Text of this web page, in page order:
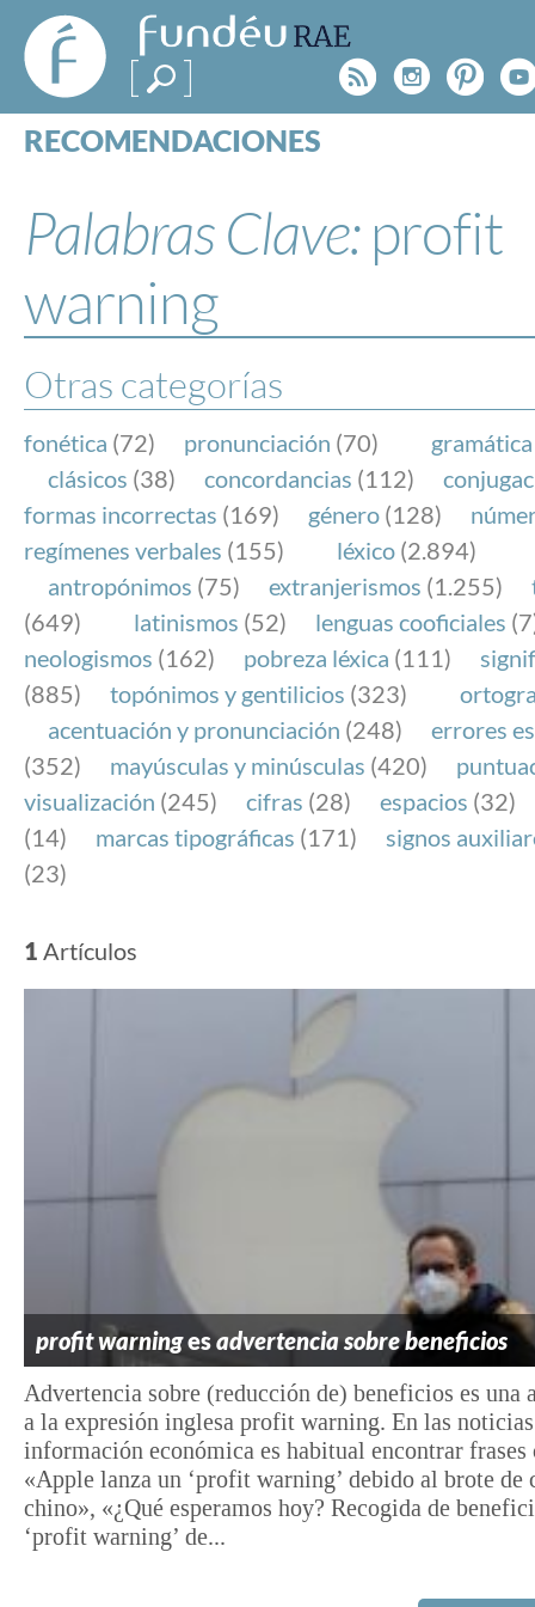
FundéuRAE
- Fundación
del Español
Urgente
Rss
RECOMENDACIONES
ESPECIALES
BLOG
NOTICIAS
FundéuRAE es una fundación patrocinada por la
y la Real Academia Española, cuyo objetivo es
el buen uso del español en los medios de
Internet.
Palabras Clave: profit
warning
Otras categorías
fonética (72) pronunciación (70) gramática
clásicos (38) concordancias (112)
formas incorrectas (169) género (128)
regímenes verbales (155) léxico (2.894)
antropónimos (75) extranjerismos (1.255)
(649)
latinismos (52) lenguas cooficiales
neologismos (162) pobreza léxica (111)
(885)
topónimos y gentilicios (323)
acentuación y pronunciación (248)
errores
(352)
mayúsculas y minúsculas (420)
visualización (245) cifras (28) espacios (32)
(14)
marcas tipográficas (171)
signos
(23)
1 Artículos
profit warningesadvertencia sobre beneficios
Advertencia sobre (reducción de) beneficios es una
a la expresión inglesa profit warning. En las
información económica es habitual encontrar frases
«Apple lanza un ‘profit warning’ debido al brote de
chino», «¿Qué esperamos hoy? Recogida de
‘profit warning’ de...